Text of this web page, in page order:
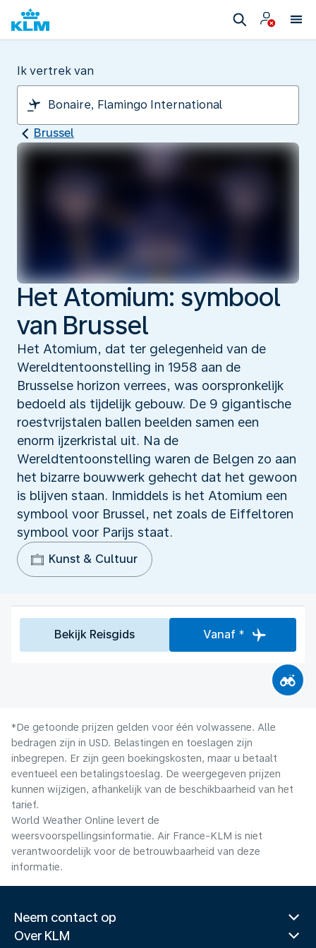
Ik vertrek van
Brussel
Het Atomium: symbool
van Brussel
Het Atomium, dat ter gelegenheid van de
Wereldtentoonstelling in 1958 aan de
Brusselse horizon verrees, was oorspronkelijk
bedoeld als tijdelijk gebouw. De 9 gigantische
roestvrijstalen ballen beelden samen een
enorm ijzerkristal uit. Na de
Wereldtentoonstelling waren de Belgen zo aan
het bizarre bouwwerk gehecht dat het gewoon
is blijven staan. Inmiddels is het Atomium een
symbool voor Brussel, net zoals de Eiffeltoren
symbool voor Parijs staat.
Kunst & Cultuur
Bekijk Reisgids Vanaf *
*De getoonde prijzen gelden voor één volwassene. Alle
bedragen zijn in USD. Belastingen en toeslagen zijn
inbegrepen. Er zijn geen boekingskosten, maar u betaalt
eventueel een betalingstoeslag. De weergegeven prijzen
kunnen wijzigen, afhankelijk van de beschikbaarheid van het
tarief.
World Weather Online levert de
weersvoorspellingsinformatie. Air France-KLM is niet
verantwoordelijk voor de betrouwbaarheid van deze
informatie.
Neem contact op
Over KLM